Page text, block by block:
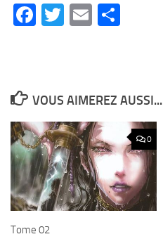
Facebook
Twitter
Email
VOUS AIMEREZ AUSSI...
0
Tome 02